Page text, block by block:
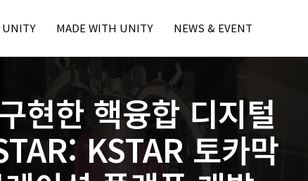
본문내용 바로가기
주메뉴 바로가기
UNITY MADE WITH UNITY
MWU Case
Unity Award
NEWS & EVENT
Press
Unity Event
- Unite Seoul 2026
- Unite Seoul 2025
- U Day Seoul: Industry 2025
- U Day Seoul: Game
현한 핵융합 디지털
KSTAR 토카막